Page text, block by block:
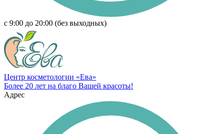
с 9:00 до 20:00 (без выходных)
Центр косметологии «Ева»
Более 20 лет на благо Вашей красоты!
Адрес